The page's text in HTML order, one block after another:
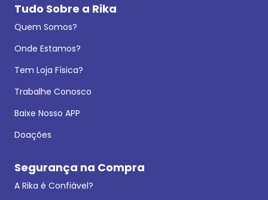
Tudo Sobre a Rika
Quem Somos?
Onde Estamos?
Tem Loja Física?
Trabalhe Conosco
Baixe Nosso APP
Doações
Segurança na Compra
A Rika é Confiável?